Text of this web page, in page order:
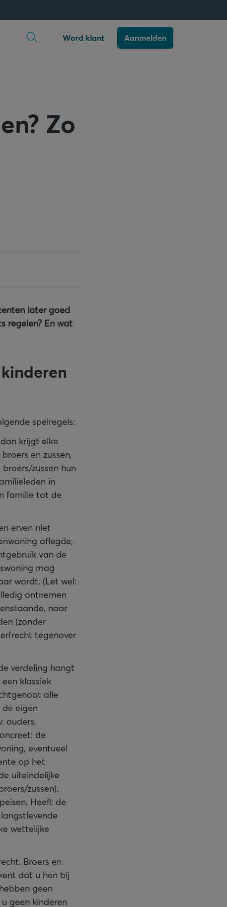
Word klant Aanmelden
Zo
later goed
regelen? En wat
spelregels:
krijgt elke
en zussen,
zussen hun
in
familie tot de
erven niet
aflegde,
van de
mag
wordt. (Let wel:
ontnemen
naar
(zonder
tegenover
verdeling hangt
klassiek
alle
eigen
ouders,
de
eventueel
op het
uiteindelijke
zussen).
Heeft de
wettelijke
Broers en
dat u hen bij
geen
geen kinderen